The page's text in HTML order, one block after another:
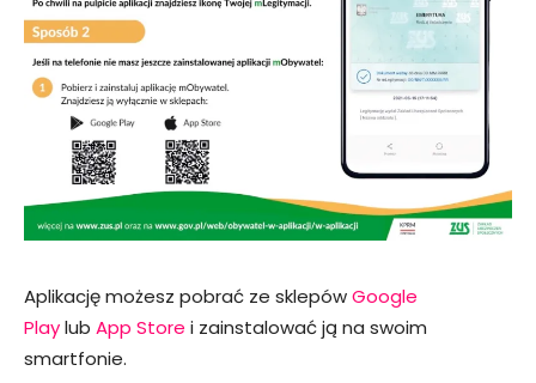
Aplikację możesz pobrać ze sklepówGoogle
Playlub App Store i zainstalować ją na swoim
smartfonie.